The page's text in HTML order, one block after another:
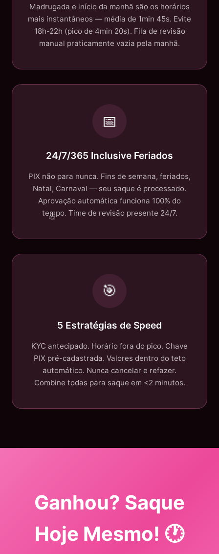
Madrugada e início da manhã são os horários
mais instantâneos — média de 1min 45s. Evite
18h-22h (pico de 4min 20s). Fila de revisão
manual praticamente vazia pela manhã.
📅
24/7/365 Inclusive Feriados
PIX não para nunca. Fins de semana, feriados,
Natal, Carnaval — seu saque é processado.
Aprovação automática funciona 100% do
tempo. Time de revisão presente 24/7.
🎯
5 Estratégias de Speed
KYC antecipado. Horário fora do pico. Chave
PIX pré-cadastrada. Valores dentro do teto
automático. Nunca cancelar e refazer.
Combine todas para saque em <2 minutos.
Ganhou? Saque
Hoje Mesmo! 🕐